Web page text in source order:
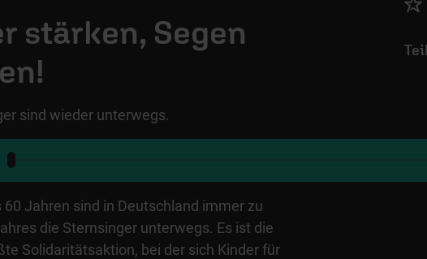
stärken, Segen
sind wieder unterwegs.
60 Jahren sind in Deutschland immer zu
die Sternsinger unterwegs. Es ist die
Solidaritätsaktion, bei der sich Kinder für